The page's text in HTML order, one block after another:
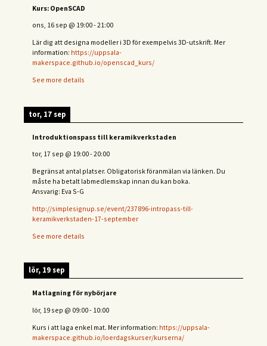
Kurs: OpenSCAD
ons, 16 sep @ 19:00-21:00
Lär dig att designa modeller i 3D för exempelvis 3D-utskrift. Mer
information: https://uppsala-
makerspace.github.io/openscad_kurs/
See more details
tor, 17 sep
Introduktionspass till keramikverkstaden
tor, 17 sep @ 19:00-20:00
Begränsat antal platser. Obligatorisk föranmälan via länken. Du
måste ha betalt labmedlemskap innan du kan boka.
Ansvarig: Eva S-G
http://simplesignup.se/event/237896-intropass-till-
keramikverkstaden-17-september
See more details
lör, 19 sep
Matlagning för nybörjare
lör, 19 sep @ 09:00- 10:00
Kurs i att laga enkel mat. Mer information: https://uppsala-
makerspace.github.io/loerdagskurser/kurserna/